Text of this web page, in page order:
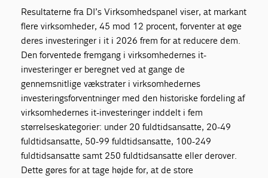
Resultaterne fra DI’s Virksomhedspanel viser, at markant
flere virksomheder, 45 mod 12 procent, forventer at øge
deres investeringer i it i 2026 frem for at reducere dem.
Den forventede fremgang i virksomhedernes it-
investeringer er beregnet ved at gange de
gennemsnitlige vækstrater i virksomhedernes
investeringsforventninger med den historiske fordeling af
virksomhedernes it-investeringer inddelt i fem
størrelseskategorier: under 20 fuldtidsansatte, 20-49
fuldtidsansatte, 50-99 fuldtidsansatte, 100-249
fuldtidsansatte samt 250 fuldtidsansatte eller derover.
Dette gøres for at tage højde for, at de store